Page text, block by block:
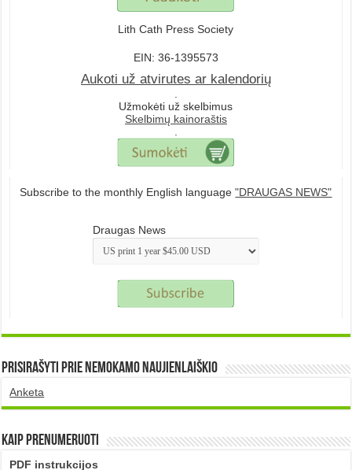
Lith Cath Press Society
EIN: 36-1395573
Aukoti už atvirutes ar kalendorių
.
Užmokėti už skelbimus
Skelbimų kainoraštis
.
Subscribe to the monthly English language"DRAUGAS NEWS"
Draugas News
Prisirašyti prie nemokamo naujienlaiškio
Anketa
Kaip prenumeruoti
PDF instrukcijos